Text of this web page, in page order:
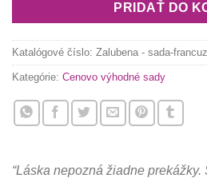
PRIDAŤ DO
Katalógové číslo: Zalubena - sada-
Kategórie: Cenovo výhodné sady
“Láska nepozná žiadne prekážky.